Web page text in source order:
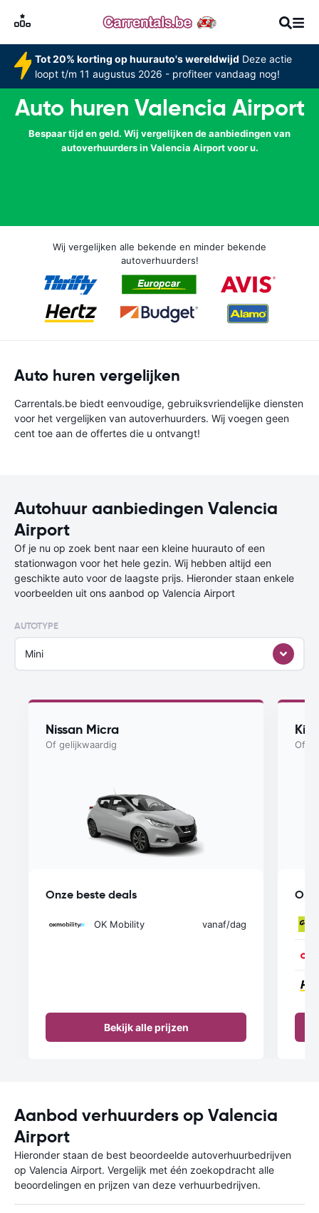
Tot 20% korting op huurauto's wereldwijd Deze actie
loopt t/m 11 augustus 2026 - profiteer vandaag nog!
Auto huren Valencia Airport
Bespaar tijd en geld. Wij vergelijken de aanbiedingen van
autoverhuurders in Valencia Airport voor u.
Wij vergelijken alle bekende en minder bekende
autoverhuurders!
Auto huren vergelijken
Carrentals.be biedt eenvoudige, gebruiksvriendelijke diensten
voor het vergelijken van autoverhuurders. Wij voegen geen
cent toe aan de offertes die u ontvangt!
Autohuur aanbiedingen Valencia
Airport
Of je nu op zoek bent naar een kleine huurauto of een
stationwagon voor het hele gezin. Wij hebben altijd een
geschikte auto voor de laagste prijs. Hieronder staan enkele
voorbeelden uit ons aanbod op Valencia Airport
AUTOTYPE
Mini
Nissan Micra
Of gelijkwaardig
Onze beste deals
OK Mobility vanaf/dag
Bekijk alle prijzen
Kia
Of
Aanbod verhuurders op Valencia
Airport
Hieronder staan de best beoordeelde autoverhuurbedrijven
op Valencia Airport. Vergelijk met één zoekopdracht alle
beoordelingen en prijzen van deze verhuurbedrijven.